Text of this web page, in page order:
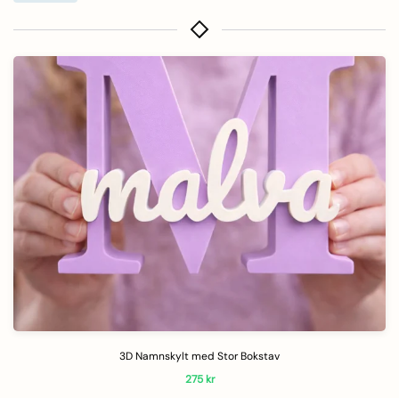
3D Namnskylt med Stor Bokstav
275kr